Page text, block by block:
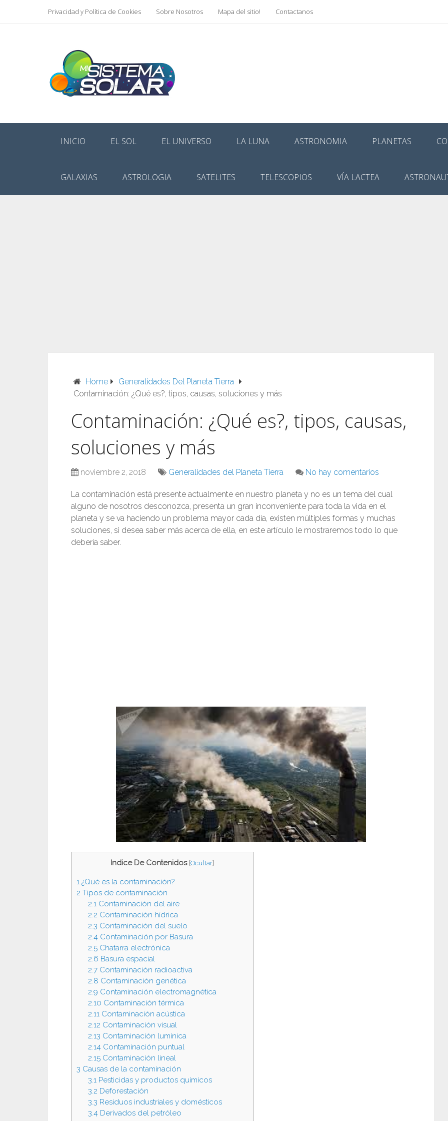
Privacidad y Política de Cookies Sobre Nosotros Mapa del sitio! Contactanos
INICIO EL SOL EL UNIVERSO LA LUNA ASTRONOMIA PLANETAS
GALAXIAS ASTROLOGIA SATELITES TELESCOPIOS VÍA LACTEA
Home
Generalidades Del Planeta Tierra
Contaminación: ¿Qué es?, tipos, causas, soluciones y más
Contaminación: ¿Qué es?, tipos, causas,
soluciones y más
noviembre 2, 2018 Generalidades del Planeta Tierra No hay comentarios
La contaminación está presente actualmente en nuestro planeta y no es un tema del cual
alguno de nosotros desconozca, presenta un gran inconveniente para toda la vida en el
planeta y se va haciendo un problema mayor cada día, existen múltiples formas y muchas
soluciones, si desea saber más acerca de ella, en este artículo le mostraremos todo lo que
debería saber.
Indice De Contenidos [Ocultar]
1 ¿Qué es la contaminación?
2 Tipos de contaminación
2.1Contaminación del aire
2.2 Contaminación hídrica
2.3 Contaminación del suelo
2.4Contaminación por Basura
2.5Chatarra electrónica
2.6 Basura espacial
2.7Contaminación radioactiva
2.8 Contaminación genética
2.9 Contaminación electromagnética
2.10 Contaminación térmica
2.11Contaminación acústica
2.12 Contaminación visual
2.13 Contaminación lumínica
2.14Contaminación puntual
2.15Contaminación lineal
3 Causas de la contaminación
3.1Pesticidas y productos químicos
3.2 Deforestación
3.3 Residuos industriales y domésticos
3.4Derivados del petróleo